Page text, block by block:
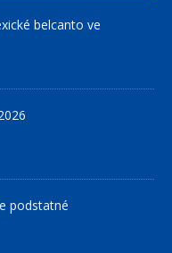
belcanto ve
podstatné